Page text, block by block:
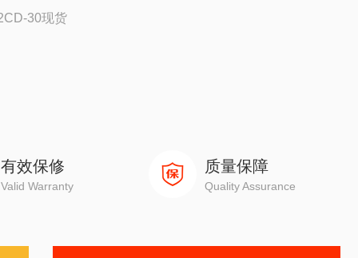
30现货
有效保修
Valid Warranty
质量保障
Quality Assurance